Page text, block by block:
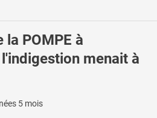
la POMPE à
l'indigestion menait à
5 mois